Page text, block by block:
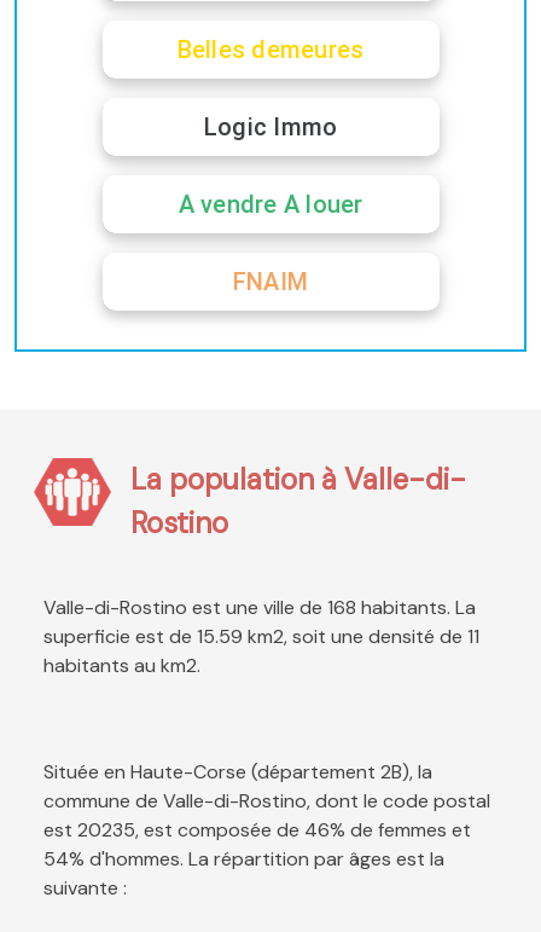
Belles demeures
Logic Immo
A vendre A louer
FNAIM
La population à Valle-di-
Rostino
Valle-di-Rostino est une ville de 168 habitants. La
superficie est de 15.59 km2, soit une densité de 11
habitants au km2.
Située en Haute-Corse (département 2B), la
commune de Valle-di-Rostino, dont le code postal
est 20235, est composée de 46% de femmes et
54% d'hommes. La répartition par âges est la
suivante :